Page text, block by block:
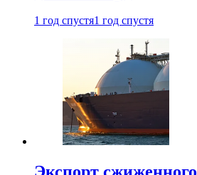
1 год спустя1 год спустя
Экспорт сжиженного